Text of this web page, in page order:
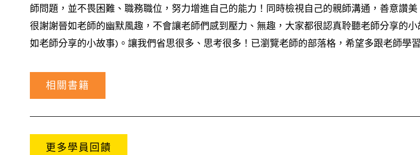
師問題，並不畏困難、職務職位，努力增進自己的能力！同時檢視自己的親師溝通，善意讚美
很謝謝晉如老師的幽默風趣，不會讓老師們感到壓力、無趣，大家都很認真聆聽老師分享的
如老師分享的小故事)。讓我們省思很多、思考很多！已瀏覽老師的部落格，希望多跟老師學
相關書籍
更多學員回饋